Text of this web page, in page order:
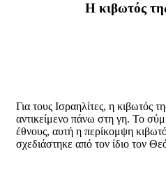
Η κιβωτός
Για τους Ισραηλίτες, η κιβωτός
αντικείμενο πάνω στη γη. Το
έθνους, αυτή η περίκομψη
σχεδιάστηκε από τον ίδιο τον